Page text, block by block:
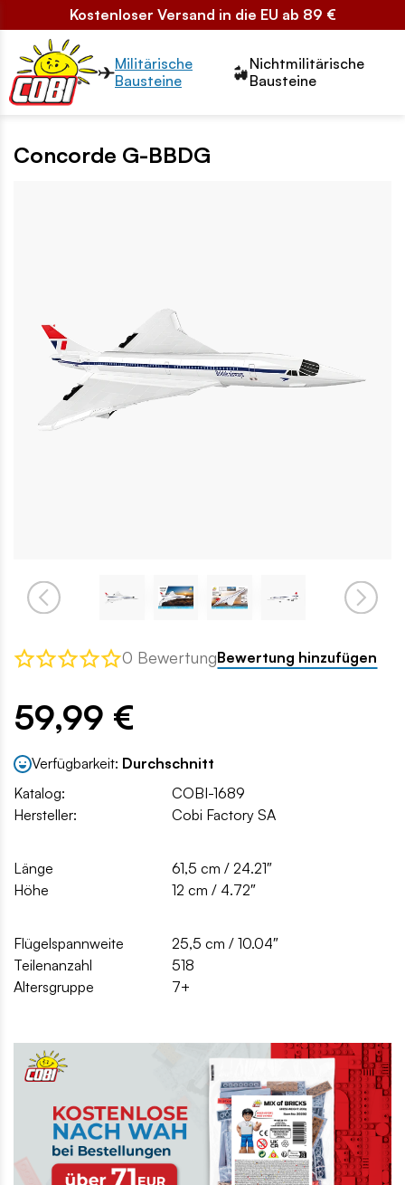
Kostenloser Versand in die EU ab 89 €
Przełącznik segmentów2
Militärische
Bausteine
Nichtmilitärische
Bausteine
Concorde G-BBDG
0 BewertungBewertung hinzufügen
59,99 €
Verfügbarkeit: Durchschnitt
Katalog:
COBI-1689
Hersteller:
Cobi Factory SA
Länge
61,5 cm / 24.21″
Höhe
12 cm / 4.72″
Flügelspannweite
25,5 cm / 10.04″
Teilenanzahl
518
Altersgruppe
7+